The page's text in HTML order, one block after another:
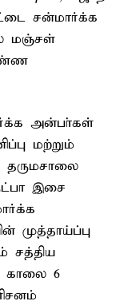
சன்மார்க்க
மஞ்சள்
அன்பா்கள்
மற்றும்
இசை
முத்தாய்ப்பு
சத்திய
காலை 6